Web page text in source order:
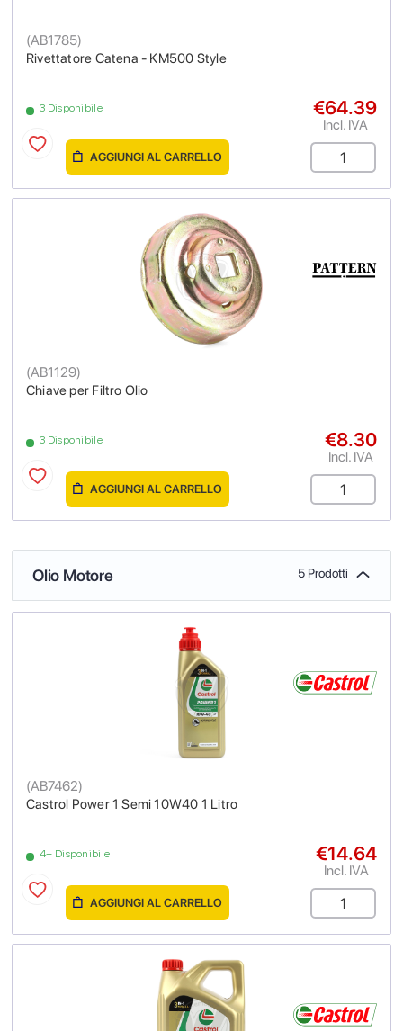
Rivettatore Catena - KM500 Style
(AB1785)
3 Disponibile €64.39
Incl. IVA
AGGIUNGI AL CARRELLO
Chiave per Filtro Olio
(AB1129)
3 Disponibile €8.30
Incl. IVA
AGGIUNGI AL CARRELLO
Olio Motore 5 Prodotti
Castrol Power 1 Semi 10W40 1 Litro
(AB7462)
4+ Disponibile €14.64
Incl. IVA
AGGIUNGI AL CARRELLO